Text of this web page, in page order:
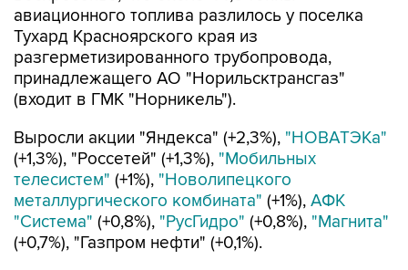
авиационного топлива разлилось у поселка
Тухард Красноярского края из
разгерметизированного трубопровода,
принадлежащего АО "Норильсктрансгаз"
(входит в ГМК "Норникель").
Выросли акции "Яндекса" (+2,3%), "НОВАТЭКа"
(+1,3%), "Россетей" (+1,3%), "Мобильных
телесистем" (+1%), "Новолипецкого
металлургического комбината" (+1%), АФК
"Система" (+0,8%), "РусГидро" (+0,8%), "Магнита"
(+0,7%), "Газпром нефти" (+0,1%).